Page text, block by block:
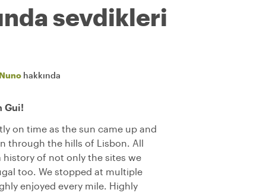
sevdikleri
Nuno hakkında
Gui!
on time as the sun came up and
through the hills of Lisbon. All
history of not only the sites we
too. We stopped at multiple
enjoyed every mile. Highly